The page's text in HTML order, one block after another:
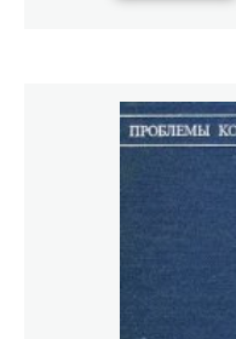
"Светлана")
"Баян" и эскадренный
в начале двадцатого
Франции. Это
политики Российской
военные чиновники
исходящей от Японии.
утверждает новую